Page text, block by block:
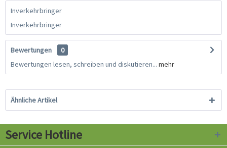
Inverkehrbringer
Inverkehrbringer
Bewertungen
0
Bewertungen lesen, schreiben und diskutieren... mehr
Ähnliche Artikel
Service Hotline